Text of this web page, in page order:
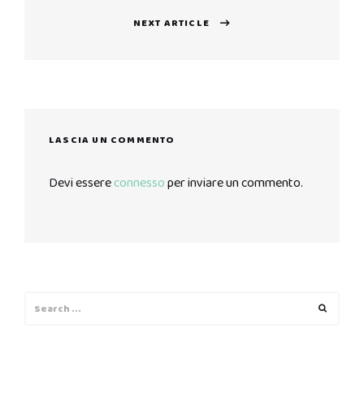
NEXT ARTICLE
LASCIA UN COMMENTO
Devi essereconnessoper inviare un commento.
for: